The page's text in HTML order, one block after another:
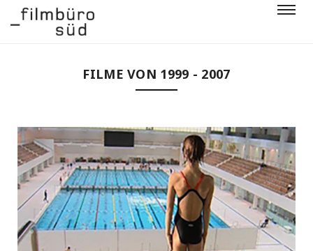
FILME VON 1999 - 2007